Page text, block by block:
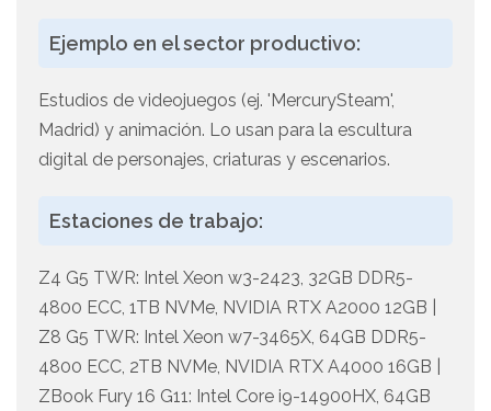
Ejemplo en el sector productivo:
Estudios de videojuegos (ej. 'MercurySteam',
Madrid) y animación. Lo usan para la escultura
digital de personajes, criaturas y escenarios.
Estaciones de trabajo:
Z4 G5 TWR: Intel Xeon w3-2423, 32GB DDR5-
4800 ECC, 1TB NVMe, NVIDIA RTX A2000 12GB |
Z8 G5 TWR: Intel Xeon w7-3465X, 64GB DDR5-
4800 ECC, 2TB NVMe, NVIDIA RTX A4000 16GB |
ZBook Fury 16 G11: Intel Core i9-14900HX, 64GB